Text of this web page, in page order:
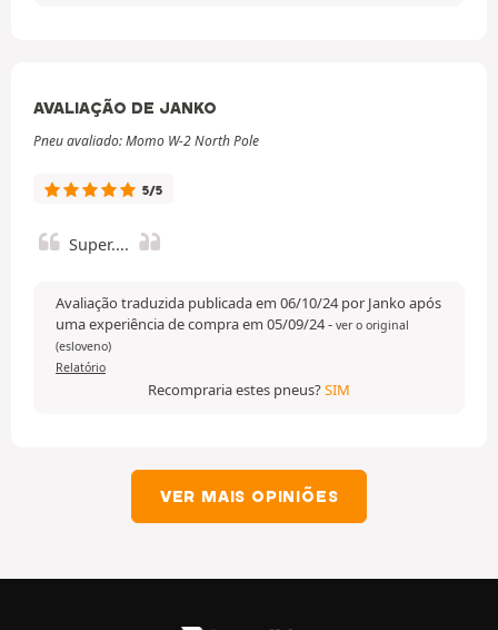
AVALIAÇÃO DE JANKO
Pneu avaliado: Momo W-2 North Pole
5/5
Super....
Avaliação traduzida publicada em 06/10/24 por Janko após
uma experiência de compra em 05/09/24- ver o original
(esloveno)
Relatório
Recompraria estes pneus?SIM
VER MAIS OPINIÕES